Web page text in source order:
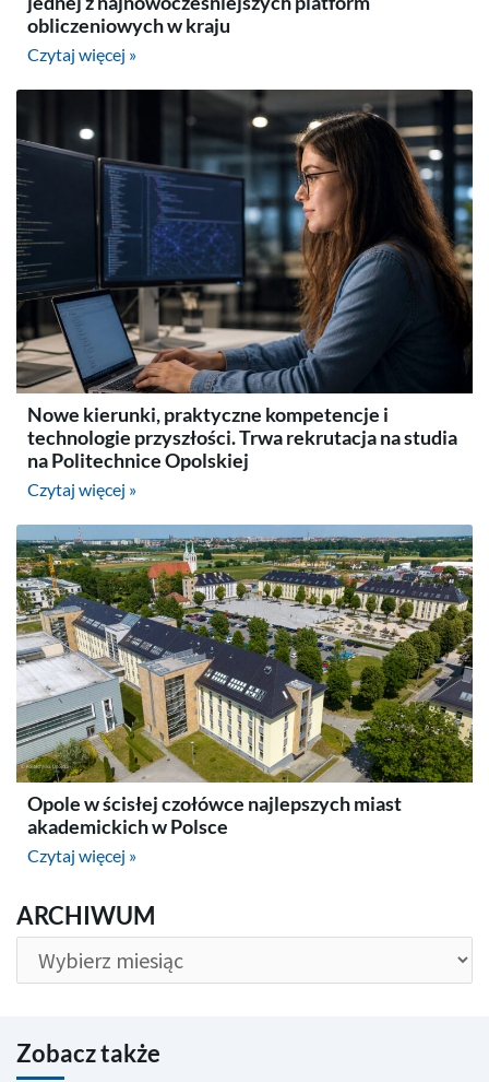
obliczeniowych w kraju
Czytaj więcej »
Nowe kierunki, praktyczne kompetencje i
technologie przyszłości. Trwa rekrutacja na studia
na Politechnice Opolskiej
Czytaj więcej »
Opole w ścisłej czołówce najlepszych miast
akademickich w Polsce
Czytaj więcej »
ARCHIWUM
ARCHIWUM
Zobacz także